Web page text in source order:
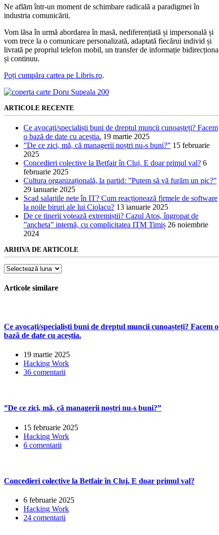
Ne aflăm într-un moment de schimbare radicală a paradigmei în
industria comunicării.
Vom lăsa în urmă abordarea în masă, nediferențiată și impersonală și
vom trece la o comunicare personalizată, adaptată fiecărui individ și
livrată pe propriul telefon mobil, un transfer de informație
și continuu.
Poți cumpăra cartea pe Libris.ro.
ARTICOLE RECENTE
Ce avocați/specialiști buni de dreptul muncii cunoașteți? Facem
o bază de date cu aceștia. 19 martie 2025
”De ce zici, mă, că managerii noștri nu-s buni?” 15 februarie
2025
Concedieri colective la Betfair în Cluj. E doar primul val? 6
februarie 2025
Cultura organizațională, la partid: ”Putem să vă furăm un pic?”
29 ianuarie 2025
Scad salariile nete în IT? Cum reacționează firmele de software
la noile biruri ale lui Ciolacu? 13 ianuarie 2025
De ce tinerii votează extremiștii? Cazul Atos, îngropat de
”ancheta” internă, cu complicitatea ITM Timiș 26 noiembrie
2024
ARHIVA DE ARTICOLE
Arhiva
articole
Articole similare
Ce avocați/specialiști buni de dreptul muncii cunoașteți? Facem o
bază de date cu aceștia.
19 martie 2025
Hacking Work
36 comentarii
”De ce zici, mă, că managerii noștri nu-s buni?”
15 februarie 2025
Hacking Work
6 comentarii
Concedieri colective la Betfair în Cluj. E doar primul val?
6 februarie 2025
Hacking Work
24 comentarii